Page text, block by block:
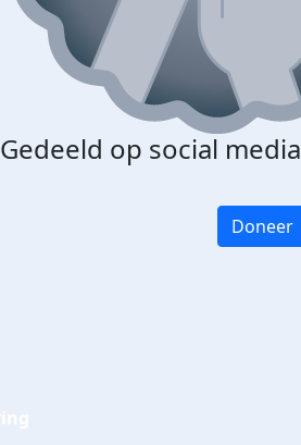
Gedeeld op social media
Doneer